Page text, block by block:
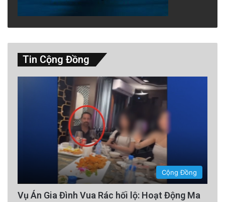
Tin Cộng Đồng
Cộng Đồng
Vụ Án Gia Đình Vua Rác hối lộ: Hoạt Động Ma